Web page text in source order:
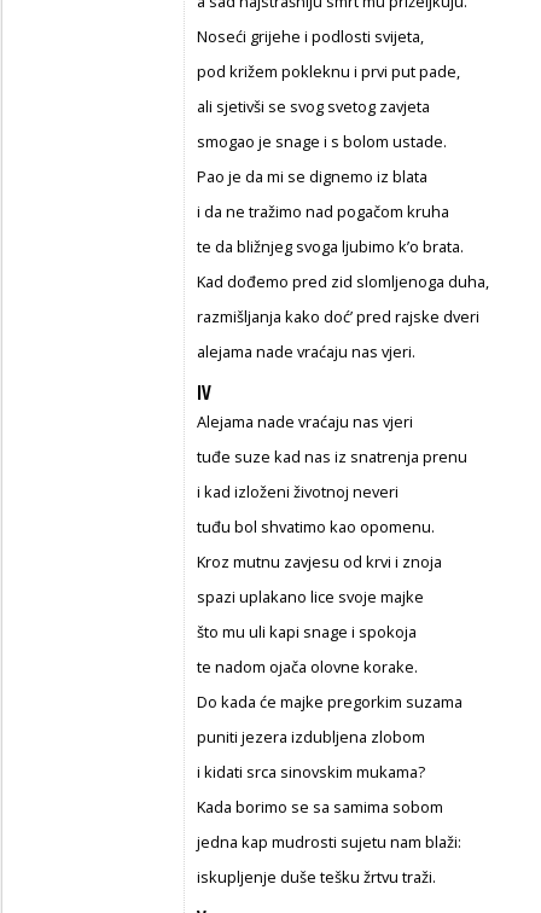
Noseći grijehe i podlosti svijeta,
pod križem pokleknu i prvi put pade,
ali sjetivši se svog svetog zavjeta
smogao je snage i s bolom ustade.
Pao je da mi se dignemo iz blata
i da ne tražimo nad pogačom kruha
te da bližnjeg svoga ljubimo k’o brata.
Kad dođemo pred zid slomljenoga duha,
razmišljanja kako doć’ pred rajske dveri
alejama nade vraćaju nas vjeri.
IV
Alejama nade vraćaju nas vjeri
tuđe suze kad nas iz snatrenja prenu
i kad izloženi životnoj neveri
tuđu bol shvatimo kao opomenu.
Kroz mutnu zavjesu od krvi i znoja
spazi uplakano lice svoje majke
što mu uli kapi snage i spokoja
te nadom ojača olovne korake.
Do kada će majke pregorkim suzama
puniti jezera izdubljena zlobom
i kidati srca sinovskim mukama?
Kada borimo se sa samima sobom
jedna kap mudrosti sujetu nam blaži:
iskupljenje duše tešku žrtvu traži.